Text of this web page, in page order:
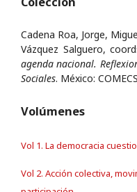
Cadena Roa, Jorge,
Vázquez Salguero,
agenda nacional.
Sociales. México:
Volúmenes
Vol 1. La democracia
Vol 2. Acción colectiva,